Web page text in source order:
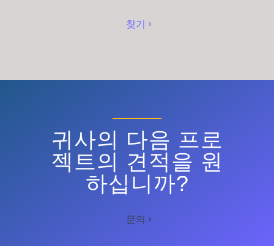
찾기
귀사의 다음 프로
젝트의 견적을 원
하십니까?
문의